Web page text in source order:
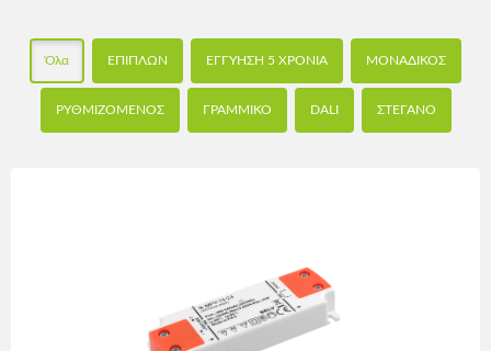
Όλα ΕΠΙΠΛΩΝ ΕΓΓΥΗΣΗ 5 ΧΡΟΝΙΑ ΜΟΝΑΔΙΚΟΣ
ΡΥΘΜΙΖΟΜΕΝΟΣ ΓΡΑΜΜΙΚΟ DALI ΣΤΕΓΑΝΟ